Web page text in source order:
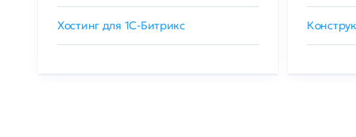
Хостинг для 1C-Битрикс